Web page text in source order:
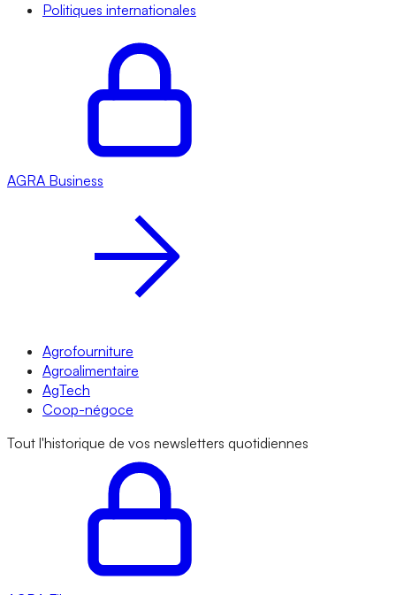
Politiques internationales
AGRA Business
Agrofourniture
Agroalimentaire
AgTech
Coop-négoce
Tout l'historique de vos newsletters quotidiennes